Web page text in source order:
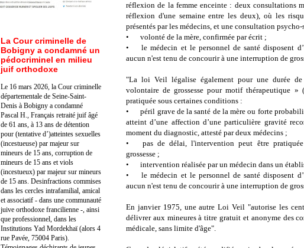
réflexion de la femme enceinte : deux consultations
réflexion d'une semaine entre les deux), où les
présentés par les médecins, et une consultation
•
volonté de la mère, confirmée par écrit ;
•
le médecin et le personnel de santé disposent
aucun n'est tenu de concourir à une interruption de
"La loi Veil légalise également pour une durée
volontaire de grossesse pour motif thérapeutique
pratiquée sous certaines conditions :
•
péril grave de la santé de la mère ou forte
atteint d’une affection d’une particulière gravité
moment du diagnostic, attesté par deux médecins ;
•
pas de délai, l'intervention peut être
grossesse ;
•
intervention réalisée par un médecin dans un
•
le médecin et le personnel de santé disposent
aucun n'est tenu de concourir à une interruption de
En janvier 1975, une autre Loi Veil "autorise les
délivrer aux mineures à titre gratuit et anonyme des
médicale, sans limite d'âge".
La Cour criminelle de
Bobigny a condamné un
pédocriminel en milieu
juif orthodoxe
Le 16 mars 2026, la Cour criminelle
départementale de Seine-Saint-
Denis à Bobigny a condamné
Pascal H., Français retraité juif âgé
de 61 ans, à 13 ans de détention
pour (tentative d’)atteintes sexuelles
(incestueuse) par majeur sur
mineurs de 15 ans, corruption de
mineurs de 15 ans et viols
(incestueux) par majeur sur mineurs
de 15 ans. Desinfractions commises
dans les cercles intrafamilial, amical
et associatif - dans une communauté
juive orthodoxe francilienne -, ainsi
que professionnel, dans les
Institutions Yad Mordekhaï (alors 4
rue Pavée, 75004 Paris).